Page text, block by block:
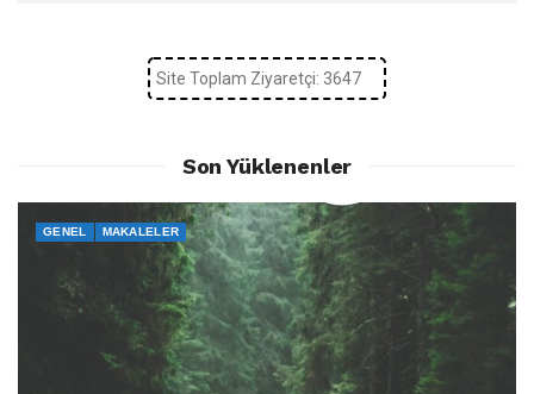
Site Toplam Ziyaretçi: 3647
Son Yüklenenler
GENEL MAKALELER